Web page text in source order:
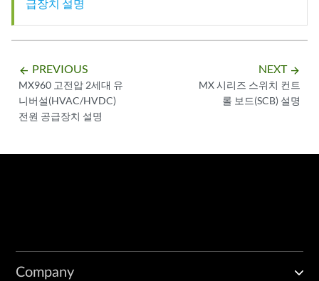
급장치 설명
arrow_backward PREVIOUS
MX960 고전압 2세대 유
니버설(HVAC/HVDC)
전원 공급장치 설명
NEXT arrow_forward
MX 시리즈 스위치 컨트
롤 보드(SCB) 설명
Company